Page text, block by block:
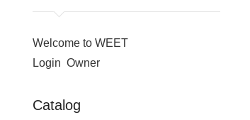
Welcome to WEET
Login Owner
Catalog